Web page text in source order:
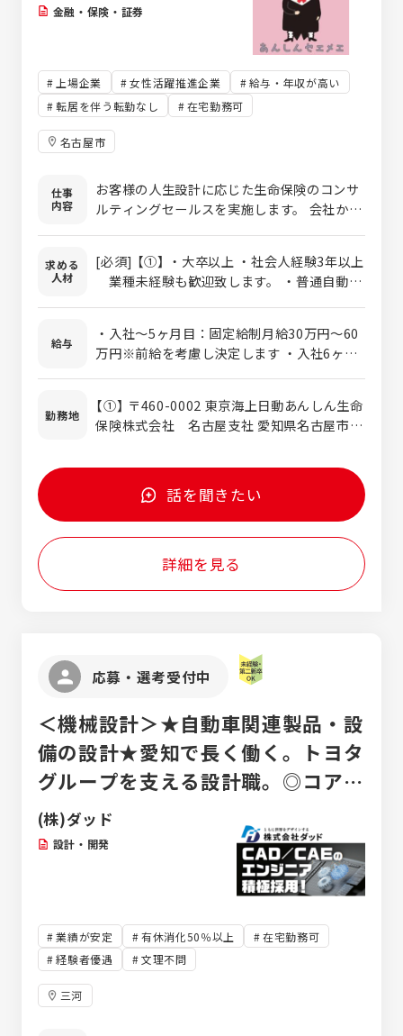
金融・保険・証券
上場企業 女性活躍推進企業
給与・年収が高い
転居を伴う転勤なし
在宅勤務可
名古屋市
仕事
内容
お客様の人生設計に応じた生命保険のコンサ
ルティングセールスを実施します。 会社から
①入社式～本社研修（3日間） 基本的な商品
知識や業界知識を学びます。 営業経験のな
い方でも安心！一から教育いたします！ ②営
業所での社内研修（約1ヵ月） お客様との接
し方やコンサルティングセールスの流れ・初
に向けて学びます。 研修期間中に生命保険
販売に必要な資格も取得します。 ③営業スタ
上司や先輩ライフパートナーと同行営業を実
施し、現場感覚を学びます。慣れてきたら単
独で営業に挑戦。（好んで初めから単独営業
を希望する人もいます。自身で選べます。）
その後も各種研修や長期的な育成プログラ
ムをご用意しています。
求める
人材
[必須] 【①】 ・大卒以上 ・社会人経験3年以上
業種未経験も歓迎致します。 ・普通自動車
[歓迎] 【①】【②】 ・営業経験のある方(個人・
法人・コンサルティング不問) ・向上心のあ
る方 ・誰かのために役に立ちたい方 ・自身
や家族を大切したい方 [あんしん生命の先輩
達の入社理由] 例1：(前職)不動産開発業→自
前職だったが、会社の歯車として自分の意見
を押し殺して仕事をしたくなかったため当社
に入社！ 誰もが知っている東京海上日動グル
ープという知名度と、グループのマーケット
に魅力を感じて入社しています！
給与
・入社～5ヶ月目：固定給制月給30万円～60
万円※前給を考慮し決定します ・入社6ヶ月
社5ヶ月間の月給と同額からスタートし、24
ヶ月までに徐々に逓減していきます） ・入社
じて年4回支給 【年収モデル】 年収360万円
～/初年度 年収600万円 / 経験3年 年収1000
勤務地
【①】 〒460-0002 東京海上日動あんしん生命
保険株式会社 名古屋支社 愛知県名古屋市中
鶴舞線・桜通線「丸の内駅」より徒歩2分)
【②】 〒460-0002 東京海上日動あんしん生命
保険株式会社 名古屋中央第一支社 愛知県名
古屋市中区丸の内2-20-19 名古屋東京海上
日動ビルディング4F (地下鉄鶴舞線・桜通線
「丸の内駅」より徒歩3分) ※転勤なし ※直行
直帰OK！ ※マイカー通勤OK！ ※在宅ワー
話を聞きたい
詳細を見る
応募・選考受付中
＜機械設計＞★自動車関連製品・設
備の設計★愛知で長く働く。トヨタ
グループを支える設計職。◎コアな
しフレックスタイム制◎年間休日
121日
(株)ダッド
設計・開発
業績が安定 有休消化50％以上
在宅勤務可
経験者優遇
文理不問
三河